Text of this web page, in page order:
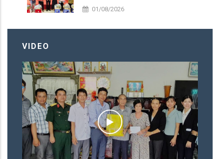
biệt khó khăn tại xã Tri Tôn.
01/08/2026
VIDEO